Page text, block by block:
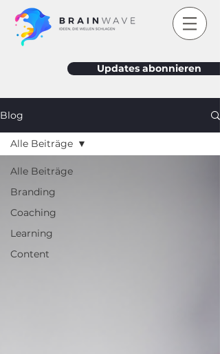
Updates abonnieren
Blog
Alle Beiträge
Branding
Coaching
Learning
Content
Alle Beiträge